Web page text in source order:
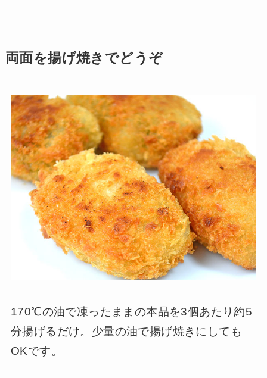
両面を揚げ焼きでどうぞ
170℃の油で凍ったままの本品を3個あたり約5
分揚げるだけ。少量の油で揚げ焼きにしても
OKです。